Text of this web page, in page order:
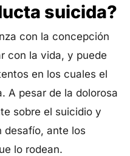
suicida?
con la concepción
con la vida, y puede
en los cuales el
A pesar de la dolorosa
sobre el suicidio y
desafío, ante los
lo rodean.